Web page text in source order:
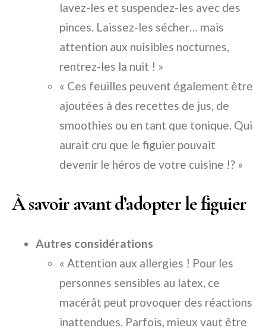
lavez-les et suspendez-les avec des
pinces. Laissez-les sécher… mais
attention aux nuisibles nocturnes,
rentrez-les la nuit ! »
« Ces feuilles peuvent également être
ajoutées à des recettes de jus, de
smoothies ou en tant que tonique. Qui
aurait cru que le figuier pouvait
devenir le héros de votre cuisine !? »
À savoir avant d’adopter le figuier
Autres considérations
« Attention aux allergies ! Pour les
personnes sensibles au latex, ce
macérât peut provoquer des réactions
inattendues. Parfois, mieux vaut être